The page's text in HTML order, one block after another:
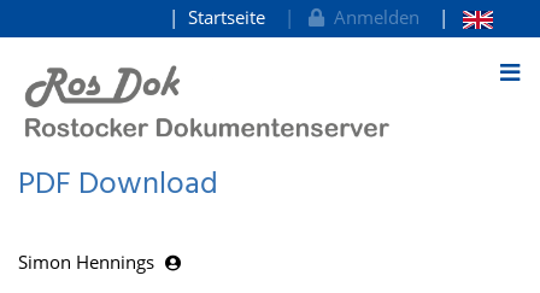
zum Inhalt
Startseite Anmelden
PDF Download
Simon Hennings